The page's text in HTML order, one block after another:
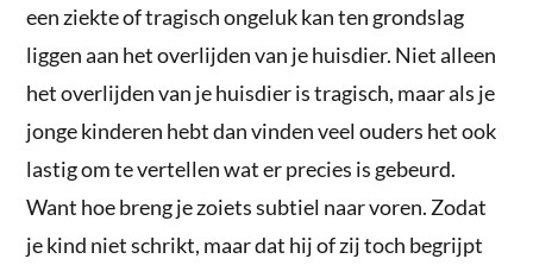
een ziekte of tragisch ongeluk kan ten grondslag
liggen aan het overlijden van je huisdier. Niet alleen
het overlijden van je huisdier is tragisch, maar als je
jonge kinderen hebt dan vinden veel ouders het ook
lastig om te vertellen wat er precies is gebeurd.
Want hoe breng je zoiets subtiel naar voren. Zodat
je kind niet schrikt, maar dat hij of zij toch begrijpt